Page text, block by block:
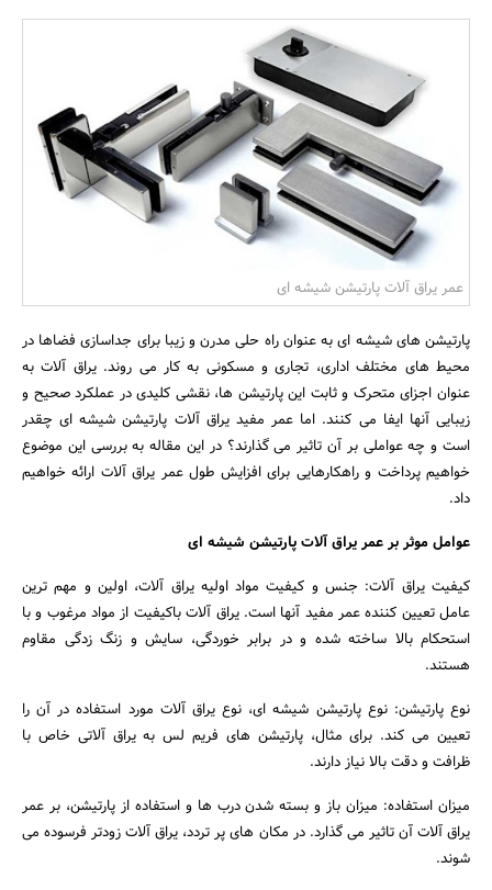
عمر یراق آلات پارتیشن شیشه ای
پارتیشن های شیشه ای به عنوان راه حلی مدرن و زیبا برای جداسازی فضاها در
محیط های مختلف اداری، تجاری و مسکونی به کار می روند. یراق آلات به
عنوان اجزای متحرک و ثابت این پارتیشن ها، نقشی کلیدی در عملکرد صحیح و
زیبایی آنها ایفا می کنند. اما عمر مفید یراق آلات پارتیشن شیشه ای چقدر
است و چه عواملی بر آن تاثیر می گذارند؟ در این مقاله به بررسی این موضوع
خواهیم پرداخت و راهکارهایی برای افزایش طول عمر یراق آلات ارائه خواهیم
داد.
عوامل موثر بر عمر یراق آلات پارتیشن شیشه ای
کیفیت یراق آلات: جنس و کیفیت مواد اولیه یراق آلات، اولین و مهم ترین
عامل تعیین کننده عمر مفید آنها است. یراق آلات باکیفیت از مواد مرغوب و با
استحکام بالا ساخته شده و در برابر خوردگی، سایش و زنگ زدگی مقاوم
هستند.
نوع پارتیشن: نوع پارتیشن شیشه ای، نوع یراق آلات مورد استفاده در آن را
تعیین می کند. برای مثال، پارتیشن های فریم لس به یراق آلاتی خاص با
ظرافت و دقت بالا نیاز دارند.
میزان استفاده: میزان باز و بسته شدن درب ها و استفاده از پارتیشن، بر عمر
یراق آلات آن تاثیر می گذارد. در مکان های پر تردد، یراق آلات زودتر فرسوده می
شوند.